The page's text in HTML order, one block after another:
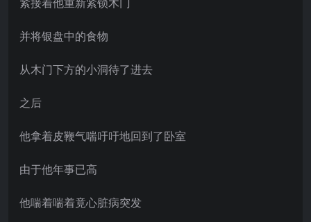
并将银盘中的食物
从木门下方的小洞待了进去
之后
他拿着皮鞭气喘吁吁地回到了卧室
由于他年事已高
他喘着喘着竟心脏病突发